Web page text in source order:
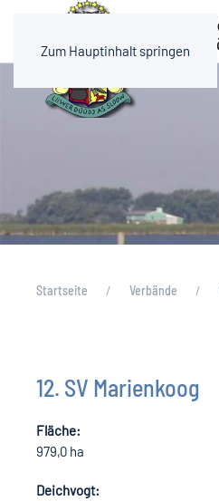
Zum Hauptinhalt springen
Startseite Verbände
12. SV Marienkoog
Fläche:
979,0 ha
Deichvogt: